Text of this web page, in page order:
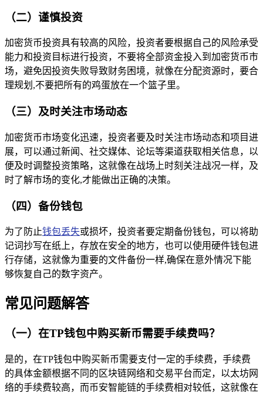
（二）谨慎投资
加密货币投资具有较高的风险，投资者要根据自己的风险承受
能力和投资目标进行投资，不要将全部资金投入到加密货币市
场，避免因投资失败导致财务困境，就像在分配资源时，要合
理规划,不要把所有的鸡蛋放在一个篮子里。
（三）及时关注市场动态
加密货币市场变化迅速，投资者要及时关注市场动态和项目进
展，可以通过新闻、社交媒体、论坛等渠道获取相关信息，以
便及时调整投资策略，这就像在战场上时刻关注战况一样，及
时了解市场的变化,才能做出正确的决策。
（四）备份钱包
为了防止钱包丢失或损坏，投资者要定期备份钱包，可以将助
记词抄写在纸上，存放在安全的地方，也可以使用硬件钱包进
行存储，这就像为重要的文件备份一样,确保在意外情况下能
够恢复自己的数字资产。
常见问题解答
（一）在TP钱包中购买新币需要手续费吗？
是的，在TP钱包中购买新币需要支付一定的手续费，手续费
的具体金额根据不同的区块链网络和交易平台而定，以太坊网
络的手续费较高，而币安智能链的手续费相对较低，这就像在